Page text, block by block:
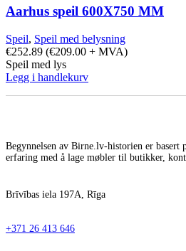
Aarhus speil 600X750 MM
Speil, Speil med belysning
€252.89 (€209.00 + MVA)
Speil med lys
Legg i handlekurv
Begynnelsen av Birne.lv-historien er basert
erfaring med å lage møbler til butikker,
Brīvības iela 197A, Rīga
+371 26 413 646